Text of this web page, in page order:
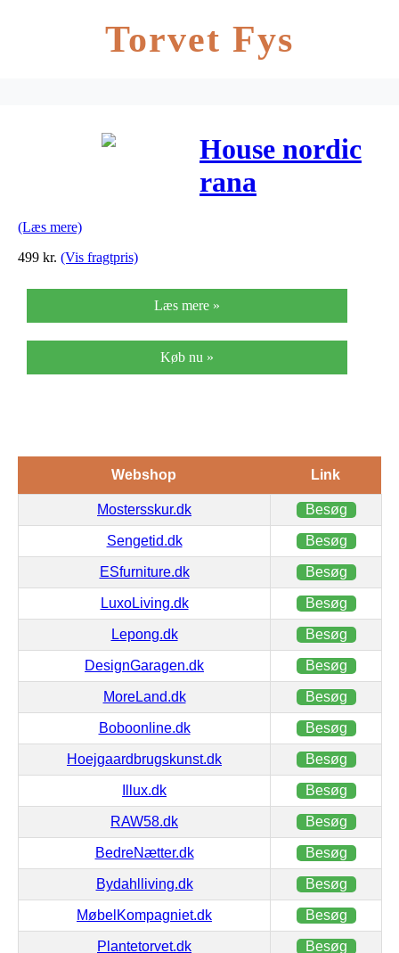
Torvet Fys
House nordic
rana
(Læs mere)
499 kr. (Vis fragtpris)
Læs mere »
Køb nu »
Webshop Link
Mostersskur.dk Besøg
Sengetid.dk Besøg
ESfurniture.dk Besøg
LuxoLiving.dk Besøg
Lepong.dk Besøg
DesignGaragen.dk Besøg
MoreLand.dk Besøg
Boboonline.dk Besøg
Hoejgaardbrugskunst.dk Besøg
Illux.dk Besøg
RAW58.dk Besøg
BedreNætter.dk Besøg
Bydahlliving.dk Besøg
MøbelKompagniet.dk Besøg
Plantetorvet.dk Besøg